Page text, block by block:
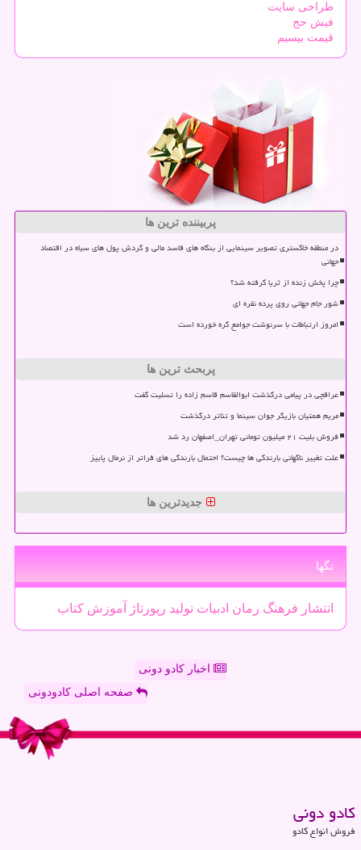
طراحی سایت
فیش حج
قیمت بیسیم
پربیننده ترین ها
در منطقه خاکستری تصویر سینمایی از بنگاه های فاسد مالی و گردش پول های سیاه در اقتصاد
جهانی
چرا پخش زنده از ثریا گرفته شد؟
شور جام جهانی روی پرده نقره ای
امروز ارتباطات با سرنوشت جوامع گره خورده است
پربحث ترین ها
عراقچی در پیامی درگذشت ابوالقاسم قاسم زاده را تسلیت گفت
مریم همتیان بازیگر جوان سینما و تئاتر درگذشت
فروش بلیت ۲۱ میلیون تومانی تهران_اصفهان رد شد
علت تغییر ناگهانی بارندگی ها چیست؟ احتمال بارندگی های فراتر از نرمال پاییز
جدیدترین ها
تگها
انتشار فرهنگ رمان ادبیات تولید رپورتاژ آموزش كتاب
اخبار کادو دونی
صفحه اصلی کادودونی
كادو دونی
فروش انواع کادو